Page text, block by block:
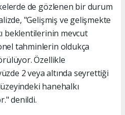
de gözlenen bir durum
"Gelişmiş ve gelişmekte
beklentilerinin mevcut
tahminlerin oldukça
Özellikle
2 veya altında seyrettiği
hanehalkı
denildi.